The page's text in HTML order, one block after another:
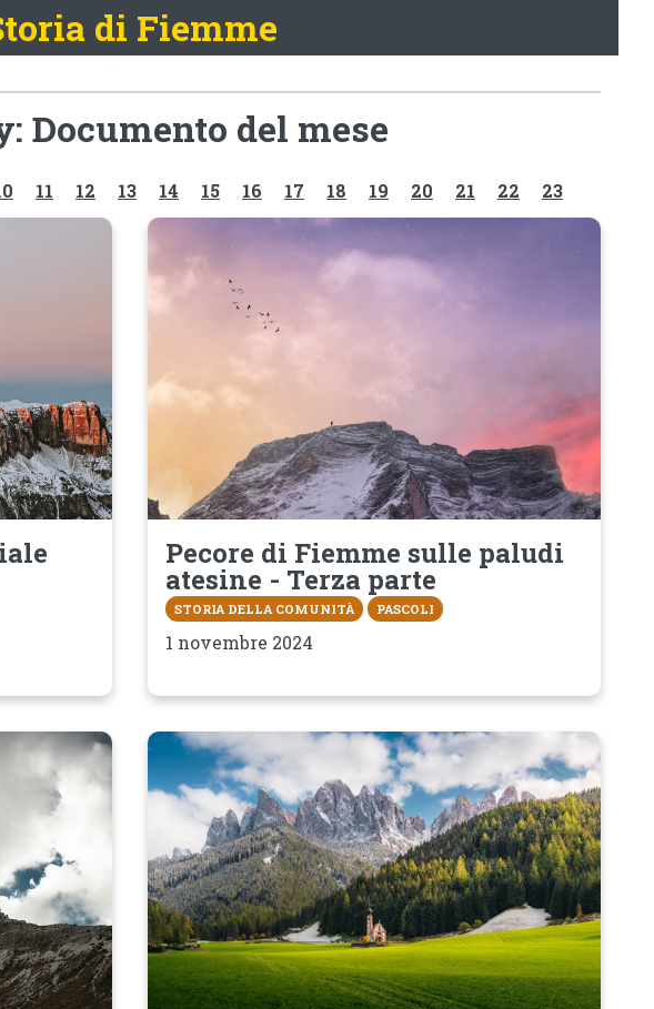
di Fiemme
Documento del mese
11 12 13 14 15 16 17 18 19 20 21 22 23
Pecore di Fiemme sulle paludi
atesine - Terza parte
STORIA DELLA COMUNITÀ PASCOLI
1 novembre 2024